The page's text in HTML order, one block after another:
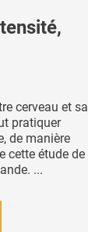
cerveau et sa
pratiquer
de manière
cette étude de
...